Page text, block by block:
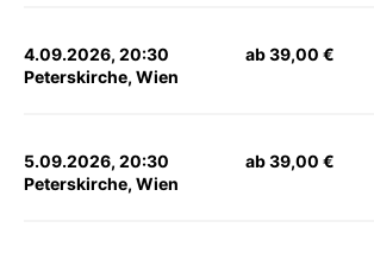
4.09.2026, 20:30
Peterskirche, Wien
ab 39,00 €
5.09.2026, 20:30
Peterskirche, Wien
ab 39,00 €